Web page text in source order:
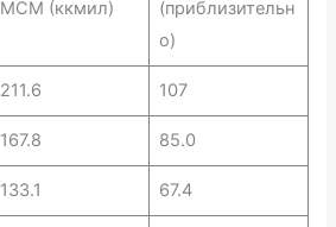
MCM (ккмил)
(приблизительн
о)
211.6 107
167.8 85.0
133.1 67.4